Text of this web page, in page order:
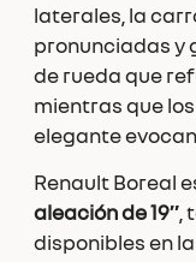
laterales, la
pronunciadas y
de rueda que
mientras que
elegante
Renault Boreal
aleación de 19″,
disponibles en